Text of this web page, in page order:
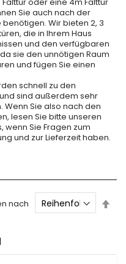
Sie auch nach der
Wir bieten 2, 3
die in Ihrem Haus
und den verfügbaren
sie den unnötigen Raum
und fügen Sie einen
schnell zu den
sind außerdem sehr
Wenn Sie also nach den
lesen Sie bitte unseren
wenn Sie Fragen zum
und zur Lieferzeit haben.
nach